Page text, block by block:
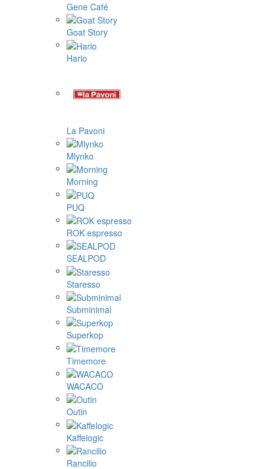
Gene Café
Goat Story
Hario
La Pavoni
Mlynko
Morning
PUQ
ROK espresso
SEALPOD
Staresso
Subminimal
Superkop
Timemore
WACACO
Outin
Kaffelogic
Rancilio